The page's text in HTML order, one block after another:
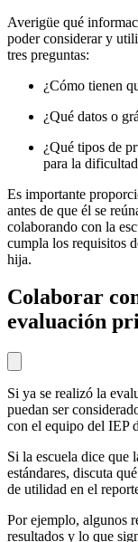
Averigüe qué
poder considerar y
tres preguntas:
¿Cómo tienen
¿Qué datos o
¿Qué tipos de
para la
Es importante
antes de que él se
colaborando con la
cumpla los requisitos
hija.
Colaborar
evaluación
Si ya se realizó la
puedan ser
con el equipo del IEP
Si la escuela dice que
estándares, discuta
de utilidad en el
Por ejemplo, algunos
resultados y lo que